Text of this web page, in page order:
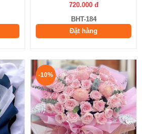
720.000 đ
BHT-184
Đặt hàng
-10%